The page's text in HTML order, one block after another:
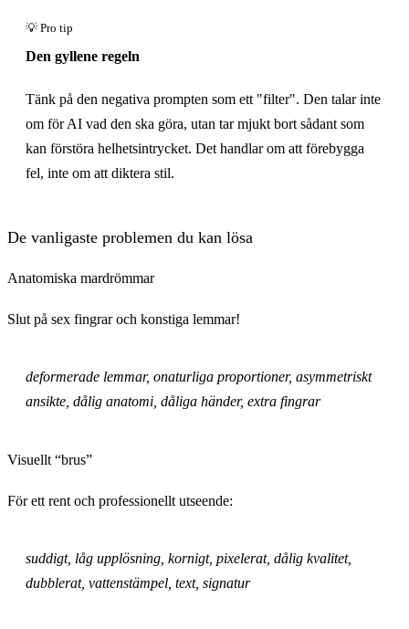
Den gyllene regeln
Tänk på den negativa prompten som ett "filter". Den talar inte
om för AI vad den ska göra, utan tar mjukt bort sådant som
kan förstöra helhetsintrycket. Det handlar om att förebygga
fel, inte om att diktera stil.
De vanligaste problemen du kan lösa
Anatomiska mardrömmar
Slut på sex fingrar och konstiga lemmar!
deformerade lemmar, onaturliga proportioner, asymmetriskt
ansikte, dålig anatomi, dåliga händer, extra fingrar
Visuellt “brus”
För ett rent och professionellt utseende:
suddigt, låg upplösning, kornigt, pixelerat, dålig kvalitet,
dubblerat, vattenstämpel, text, signatur